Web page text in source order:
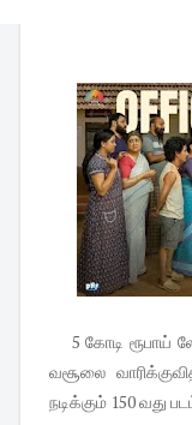
5 கோடி ரூபாய்
வசூலை
நடிக்கும் 150 வது